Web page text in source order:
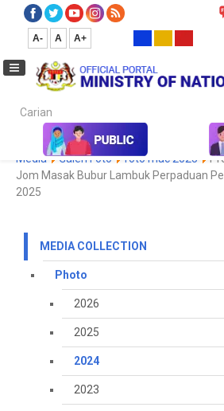
A- A A+
Carian...
Media Media Collection
Media
Galeri Foto foto mac 2025
Jom Masak Bubur Lambuk Perpaduan
2025
MEDIA COLLECTION
Photo
2026
2025
2024
2023